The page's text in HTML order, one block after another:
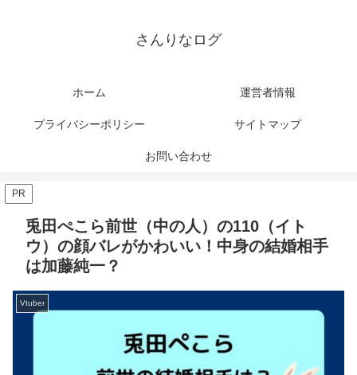
さんりなログ
ホーム 運営者情報
プライバシーポリシー サイトマップ
お問い合わせ
PR
兎田ぺこら前世（中の人）の110（イト
ウ）の顔バレがかわいい！中身の結婚相手
は加藤純一？
Vtuber